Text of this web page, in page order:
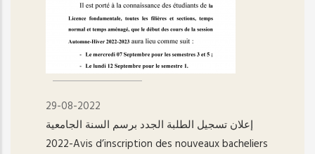
29-08-2022
إعلان تسجيل الطلبة الجدد برسم السنة الجامعية
2022-Avis d’inscription des nouveaux bacheliers